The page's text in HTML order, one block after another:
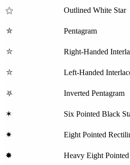
⚝ Outlined White Star
⛤ Pentagram
⛥ Right-Handed
⛦ Left-Handed
⛧ Inverted Pentagram
✶ Six Pointed Black
✷ Eight Pointed
✸ Heavy Eight